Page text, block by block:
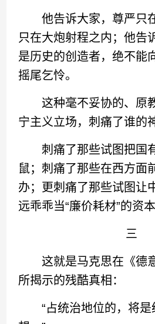
他告诉大家，尊严只
只在大炮射程之内；他告
是历史的创造者，绝不能
摇尾乞怜。
这种毫不妥协的、原教
宁主义立场，刺痛了谁的
刺痛了那些试图把国
鼠；刺痛了那些在西方面
办；更刺痛了那些试图让
远乖乖当“廉价耗材”的资本
三
这就是马克思在《德
所揭示的残酷真相：
“占统治地位的，将是